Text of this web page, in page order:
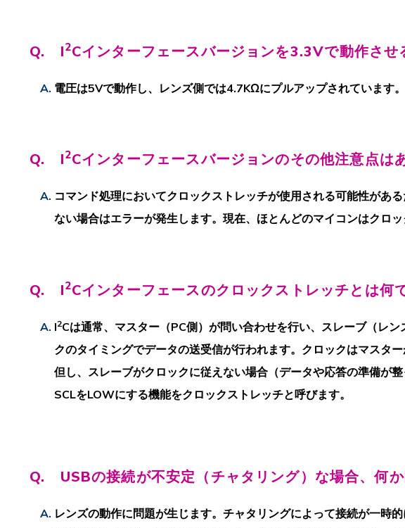
Q. I2Cインターフェースバージョンを3.3Vで動作させ
電圧は5Vで動作し、レンズ側では4.7KΩにプルアップされています
Q. I2Cインターフェースバージョンのその他注意点は
コマンド処理においてクロックストレッチが使用される可能性があ
ない場合はエラーが発生します。現在、ほとんどのマイコンはクロッ
Q. I2Cインターフェースのクロックストレッチとは何
I2Cは通常、マスター（PC側）が問い合わせを行い、 スレーブ（レン
クのタイミングでデータの送受信が行われます。クロックはマスタ
但し、スレーブがクロックに従えない場合（データや応答の準備が
SCLをLOWにする機能をクロックストレッチと呼びます。
Q. USBの接続が不安定（チャタリング）な場合、何か
レンズの動作に問題が生じます。チャタリングによって接続が一時